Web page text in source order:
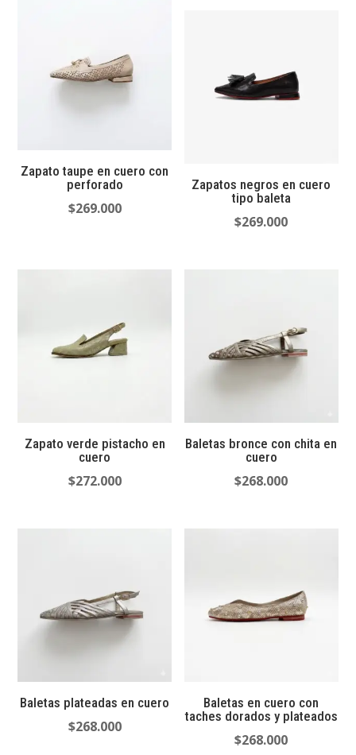
Zapato taupe en cuero con
perforado
$269.000
Zapatos negros en cuero
tipo baleta
$269.000
Zapato verde pistacho en
cuero
$272.000
Baletas bronce con chita en
cuero
$268.000
Baletas plateadas en cuero
$268.000
Baletas en cuero con
taches dorados y plateados
$268.000